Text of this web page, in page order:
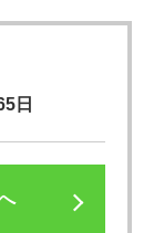
日